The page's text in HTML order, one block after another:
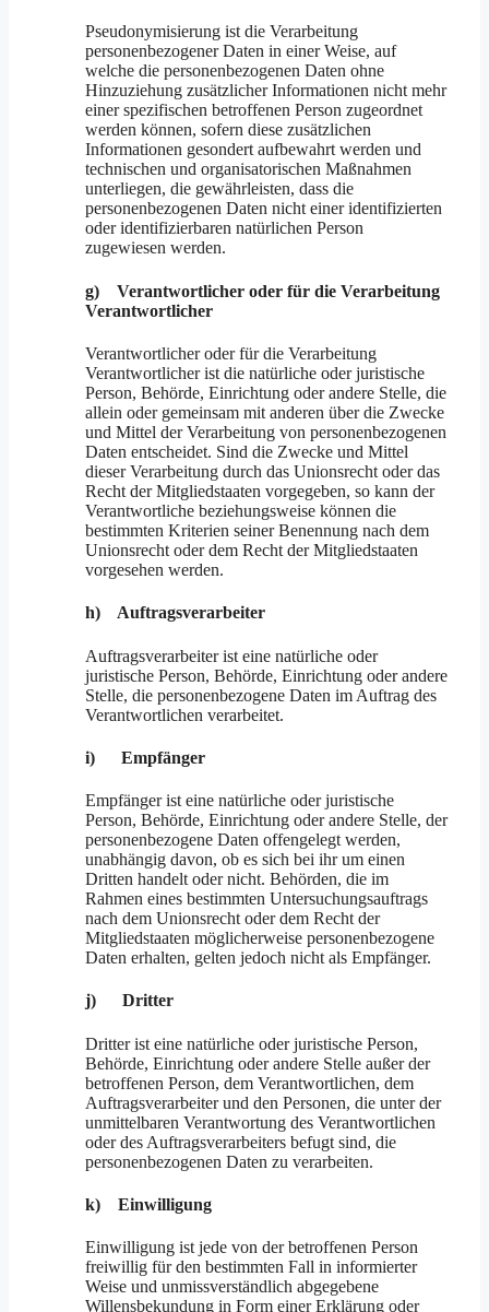
Pseudonymisierung ist die Verarbeitung
personenbezogener Daten in einer Weise, auf
welche die personenbezogenen Daten ohne
Hinzuziehung zusätzlicher Informationen nicht mehr
einer spezifischen betroffenen Person zugeordnet
werden können, sofern diese zusätzlichen
Informationen gesondert aufbewahrt werden und
technischen und organisatorischen Maßnahmen
unterliegen, die gewährleisten, dass die
personenbezogenen Daten nicht einer identifizierten
oder identifizierbaren natürlichen Person
zugewiesen werden.
g) Verantwortlicher oder für die Verarbeitung
Verantwortlicher
Verantwortlicher oder für die Verarbeitung
Verantwortlicher ist die natürliche oder juristische
Person, Behörde, Einrichtung oder andere Stelle, die
allein oder gemeinsam mit anderen über die Zwecke
und Mittel der Verarbeitung von personenbezogenen
Daten entscheidet. Sind die Zwecke und Mittel
dieser Verarbeitung durch das Unionsrecht oder das
Recht der Mitgliedstaaten vorgegeben, so kann der
Verantwortliche beziehungsweise können die
bestimmten Kriterien seiner Benennung nach dem
Unionsrecht oder dem Recht der Mitgliedstaaten
vorgesehen werden.
h) Auftragsverarbeiter
Auftragsverarbeiter ist eine natürliche oder
juristische Person, Behörde, Einrichtung oder andere
Stelle, die personenbezogene Daten im Auftrag des
Verantwortlichen verarbeitet.
i) Empfänger
Empfänger ist eine natürliche oder juristische
Person, Behörde, Einrichtung oder andere Stelle, der
personenbezogene Daten offengelegt werden,
unabhängig davon, ob es sich bei ihr um einen
Dritten handelt oder nicht. Behörden, die im
Rahmen eines bestimmten Untersuchungsauftrags
nach dem Unionsrecht oder dem Recht der
Mitgliedstaaten möglicherweise personenbezogene
Daten erhalten, gelten jedoch nicht als Empfänger.
j) Dritter
Dritter ist eine natürliche oder juristische Person,
Behörde, Einrichtung oder andere Stelle außer der
betroffenen Person, dem Verantwortlichen, dem
Auftragsverarbeiter und den Personen, die unter der
unmittelbaren Verantwortung des Verantwortlichen
oder des Auftragsverarbeiters befugt sind, die
personenbezogenen Daten zu verarbeiten.
k) Einwilligung
Einwilligung ist jede von der betroffenen Person
freiwillig für den bestimmten Fall in informierter
Weise und unmissverständlich abgegebene
Willensbekundung in Form einer Erklärung oder